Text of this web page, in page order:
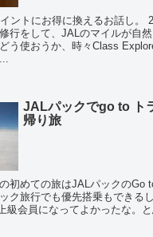
ントにお得に換えるお話し。
行をして、JALのマイルが自
う使おうか、時々Class
JALパックでgo to ト
帰り旅
初めての旅はJALパックのGo
ク旅行でも優先搭乗もできる
級会員になってよかったな。